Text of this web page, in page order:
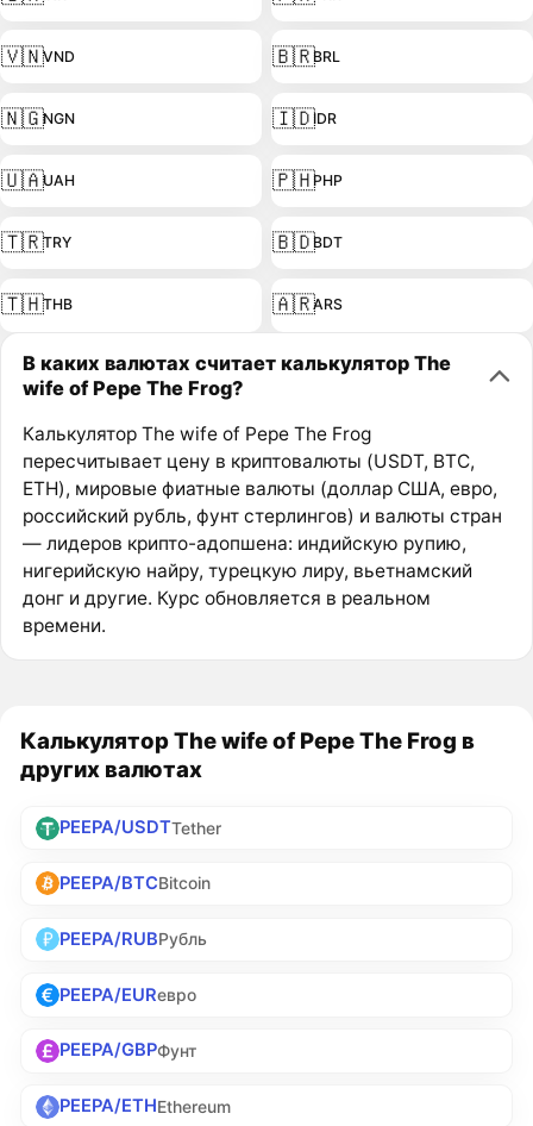
🇻🇳VND 🇧🇷BRL
🇳🇬NGN 🇮🇩IDR
🇺🇦UAH 🇵🇭PHP
🇹🇷TRY 🇧🇩BDT
🇹🇭THB 🇦🇷ARS
В каких валютах считает калькулятор The
wife of Pepe The Frog?
Калькулятор The wife of Pepe The Frog
пересчитывает цену в криптовалюты (USDT, BTC,
ETH), мировые фиатные валюты (доллар США, евро,
российский рубль, фунт стерлингов) и валюты стран
— лидеров крипто-адопшена: индийскую рупию,
нигерийскую найру, турецкую лиру, вьетнамский
донг и другие. Курс обновляется в реальном
времени.
Калькулятор The wife of Pepe The Frog в
других валютах
PEEPA/USDTTether
PEEPA/BTCBitcoin
PEEPA/RUBРубль
PEEPA/EURевро
PEEPA/GBPФунт
PEEPA/ETHEthereum